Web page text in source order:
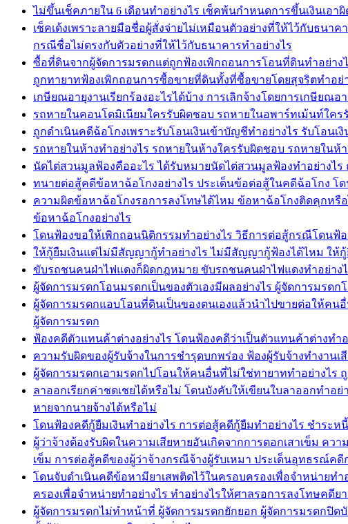
ไม่ขึ้นเช็คภายใน 6 เดือนทำอย่างไร เช็คพ้นกำหนดการขึ้นเงินเอ
เช็คเด้งเพราะลายมือชื่อผู้สั่งจ่ายไม่เหมือนตัวอย่างที่ให้ไว้กับธน
กรณีชื่อไม่ตรงกับตัวอย่างที่ให้ไว้กับธนาคารทำอย่างไร
ซื้อที่ดินจากผู้จัดการมรดกแต่ถูกฟ้องเพิกถอนการโอนที่ดินทำอย่า
ถูกทายาทฟ้องเพิกถอนการซื้อขายที่ดินทั้งที่ซื้อขายโดยสุจริตทำอย่
เกษียณอายุงานเรียกร้องอะไรได้บ้าง การเลิกจ้างโดยการเกษียณ
รถหายในคอนโดมิเนียมใครรับผิดชอบ รถหายในอพาร์ทเม้นท์ใค
ถูกดำเนินคดีฉ้อโกงเพราะรับโอนเงินเข้าบัญชีทำอย่างไร รับโอ
รถหายในห้างทำอย่างไร รถหายในห้างใครรับผิดชอบ รถหายใน
นัดไต่สวนมูลฟ้องคืออะไร ได้รับหมายนัดไต่สวนมูลฟ้องทำอย่างไ
ทนายต่อสู้คดีข้อหาฉ้อโกงอย่างไร ประเด็นข้อต่อสู้ในคดีฉ้อโกง
ความผิดข้อหาฉ้อโกงรอการลงโทษได้ไหม ข้อหาฉ้อโกงติดคุกหรื
ข้อหาฉ้อโกงอย่างไร
โดนฟ้องขอให้เพิกถอนนิติกรรมทำอย่างไร วิธีการต่อสู้กรณีโดน
ให้กู้ยืมเงินแต่ไม่มีสัญญากู้ทำอย่างไร ไม่มีสัญญากู้ฟ้องได้ไหม ให้
ขับรถชนคนฝ่าไฟแดงก็ผิดกฎหมาย ขับรถชนคนฝ่าไฟแดงทำอย่าง
ผู้จัดการมรดกโอนมรดกเป็นของตัวเองมีผลอย่างไร ผู้จัดการมรด
ผู้จัดการมรดกแอบโอนที่ดินเป็นของตนเองแล้วนำไปขายต่อให้ค
ผู้จัดการมรดก
ฟ้องคดีตัวแทนค้าต่างอย่างไร โดนฟ้องคดีว่าเป็นตัวแทนค้าต่างท
ความรับผิดของผู้รับจ้างในการชำรุดบกพร่อง ฟ้องผู้รับจ้างทำงาน
ผู้จัดการมรดกเอามรดกไปโอนให้คนอื่นที่ไม่ใช่ทายาททำอย่างไ
ลาออกเรียกค่าชดเชยได้หรือไม่ โดนบังคับให้เขียนใบลาออกทำอ
หายจากนายจ้างได้หรือไม่
โดนฟ้องคดีกู้ยืมเงินทำอย่างไร การต่อสู้คดีกู้ยืมทำอย่างไร ชำระ
ผู้ว่าจ้างต้องรับผิดในความเสียหายอันเกิดจากการตอกเสาเข็ม คว
เข็ม การต่อสู้คดีของผู้ว่าจ้างกรณีจ้างผู้รับเหมา ประเด็นอุทธรณ์คดี
โดนจับดำเนินคดีข้อหามียาเสพติดไว้ในครอบครองเพื่อจำหน่ายท
ครองเพื่อจำหน่ายทำอย่างไร ทำอย่างไรให้ศาลรอการลงโทษคดีย
ผู้จัดการมรดกไม่ทำหน้าที่ ผู้จัดการมรดกยักยอก ผู้จัดการมรดกปิ